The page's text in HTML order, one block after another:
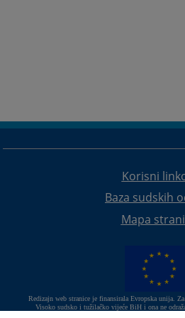
Korisni
Baza sudskih
Mapa
Redizajn web stranice je finansirala Evropska unija.
Visoko sudsko i tužilačko vijeće BiH i ona ne